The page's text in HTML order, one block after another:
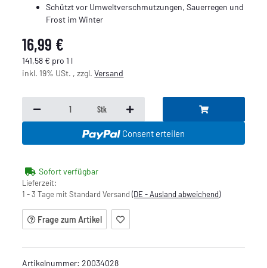
Schützt vor Umweltverschmutzungen, Sauerregen und
Frost im Winter
16,99 €
141,58 € pro 1 l
inkl. 19% USt. , zzgl.Versand
Stk
Consent erteilen
Sofort verfügbar
Lieferzeit:
1 - 3 Tage mit Standard Versand(DE - Ausland abweichend)
Frage zum Artikel
Artikelnummer:20034028